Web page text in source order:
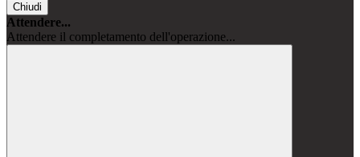
Chiudi
Attendere...
Attendere il completamento dell'operazione...